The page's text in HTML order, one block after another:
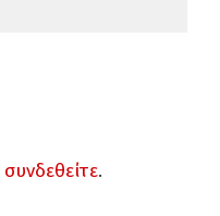
συνδεθείτε.